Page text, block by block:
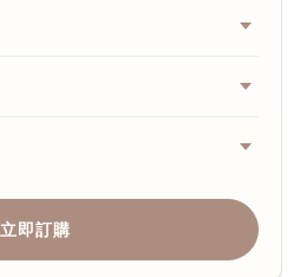
立即訂購